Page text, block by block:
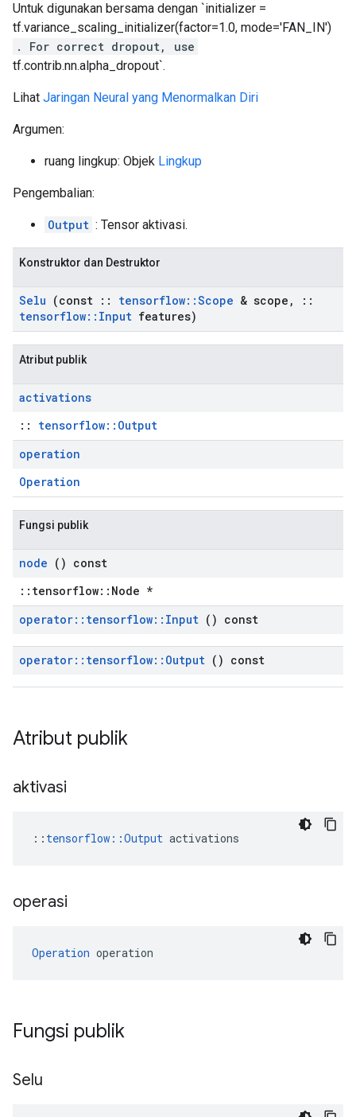
Untuk digunakan bersama dengan `initializer =
tf.variance_scaling_initializer(factor=1.0, mode='FAN_IN')
. For correct dropout, use
tf.contrib.nn.alpha_dropout`.
Lihat Jaringan Neural yang Menormalkan Diri
Argumen:
ruang lingkup: Objek Lingkup
Pengembalian:
Output : Tensor aktivasi.
Konstruktor dan Destruktor
Selu (const :: tensorflow::Scope & scope ,
::
tensorflow:: Input features)
Atribut publik
activations
:: tensorflow::Output
operation
Operation
Fungsi publik
node () const
::tensorflow::Node *
operator:: tensorflow:: Input () const
operator:: tensorflow:: Output () const
Atribut publik
aktivasi
:: tensorflow::Output activations
operasi
Operation operation
Fungsi publik
Selu